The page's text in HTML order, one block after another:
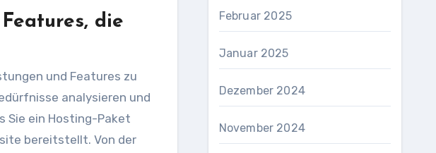
die
und Features zu
analysieren und
Sie ein Hosting-Paket
bereitstellt. Von der
Februar 2025
Januar 2025
Dezember 2024
November 2024